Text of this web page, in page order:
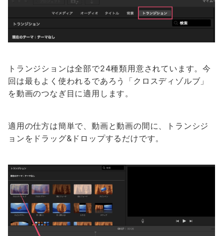
トランジションは全部で24種類用意されています。今
回は最もよく使われるであろう「クロスディゾルブ」
を動画のつなぎ目に適用します。
適用の仕方は簡単で、動画と動画の間に、トランシジ
ョンをドラッグ&ドロップするだけです。